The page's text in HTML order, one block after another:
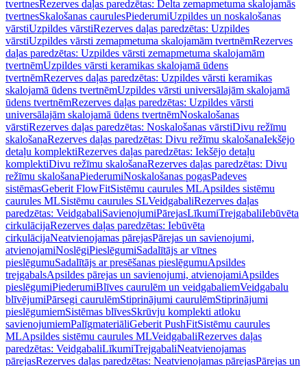
tvertnesRezerves daļas paredzētas: Delta zemapmetuma skalojamās
tvertnesSkalošanas caurulesPiederumiUzpildes un noskalošanas
vārstiUzpildes vārstiRezerves daļas paredzētas: Uzpildes
vārstiUzpildes vārsti zemapmetuma skalojamām tvertnēmRezerves
daļas paredzētas: Uzpildes vārsti zemapmetuma skalojamām
tvertnēmUzpildes vārsti keramikas skalojamā ūdens
tvertnēmRezerves daļas paredzētas: Uzpildes vārsti keramikas
skalojamā ūdens tvertnēmUzpildes vārsti universālajām skalojamā
ūdens tvertnēmRezerves daļas paredzētas: Uzpildes vārsti
universālajām skalojamā ūdens tvertnēmNoskalošanas
vārstiRezerves daļas paredzētas: Noskalošanas vārstiDivu režīmu
skalošanaRezerves daļas paredzētas: Divu režīmu skalošanaIekšējo
detaļu komplektiRezerves daļas paredzētas: Iekšējo detaļu
komplektiDivu režīmu skalošanaRezerves daļas paredzētas: Divu
režīmu skalošanaPiederumiNoskalošanas pogasPadeves
sistēmasGeberit FlowFitSistēmu caurules MLApsildes sistēmu
caurules MLSistēmu caurules SLVeidgabaliRezerves daļas
paredzētas: VeidgabaliSavienojumiPārejasLīkumiTrejgabaliIebūvēta
cirkulācijaRezerves daļas paredzētas: Iebūvēta
cirkulācijaNeatvienojamas pārejasPārejas un savienojumi,
atvienojamiNoslēgiPieslēgumiSadalītājs ar vītnes
pieslēgumuSadalītājs ar presēšanas pieslēgumuApsildes
trejgabalsApsildes pārejas un savienojumi, atvienojamiApsildes
pieslēgumiPiederumiBlīves caurulēm un veidgabaliemVeidgabalu
blīvējumiPārsegi caurulēmStiprinājumi caurulēmStiprinājumi
pieslēgumiemSistēmas blīvesSkrūvju komplekti atloku
savienojumiemPalīgmateriāliGeberit PushFitSistēmu caurules
MLApsildes sistēmu caurules MLVeidgabaliRezerves daļas
paredzētas: VeidgabaliLīkumiTrejgabaliNeatvienojamas
pārejasRezerves daļas paredzētas: Neatvienojamas pārejasPārejas un